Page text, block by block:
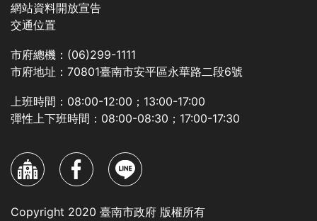
網站資料開放宣告
交通位置
市府總機：(06)299-1111
市府地址：70801臺南市安平區永華路二段6號
上班時間：08:00-12:00；13:00-17:00
彈性上下班時間：08:00-08:30；17:00-17:30
Copyright 2020 臺南市政府 版權所有